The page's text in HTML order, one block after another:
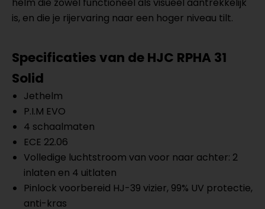
is, en die je rijervaring naar een hoger niveau tilt.
Specificaties van de HJC RPHA 31
Solid
Jethelm
P.I.M EVO
4 schaalmaten
ECE 22.06
Volledige luchtstroom van voor naar achter: 2
inlaten en 4 uitlaten
Pinlock voorbereid HJ-39 vizier, 99% UV protectie,
anti-kras